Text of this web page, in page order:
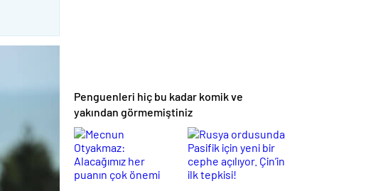
Penguenleri hiç bu kadar komik ve
yakından görmemiştiniz